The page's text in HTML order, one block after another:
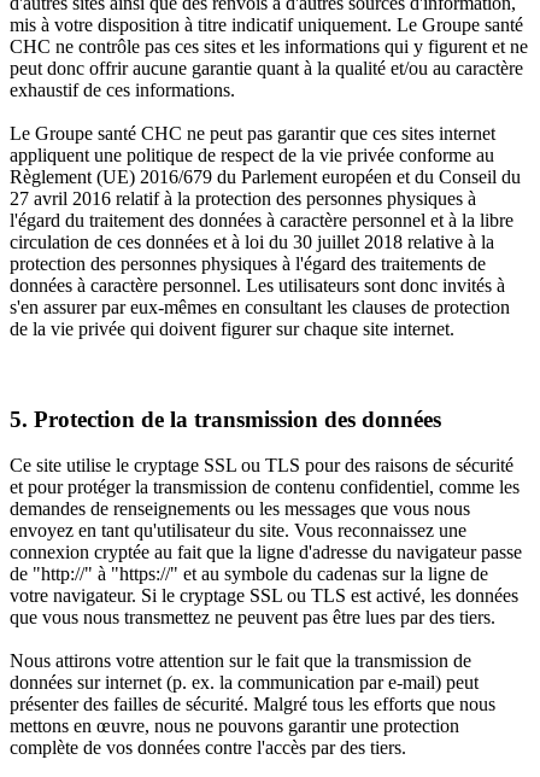
mis à votre disposition à titre indicatif uniquement. Le Groupe santé
CHC ne contrôle pas ces sites et les informations qui y figurent et ne
peut donc offrir aucune garantie quant à la qualité et/ou au caractère
exhaustif de ces informations.
Le Groupe santé CHC ne peut pas garantir que ces sites internet
appliquent une politique de respect de la vie privée conforme au
Règlement (UE) 2016/679 du Parlement européen et du Conseil du
27 avril 2016 relatif à la protection des personnes physiques à
l'égard du traitement des données à caractère personnel et à la libre
circulation de ces données et à loi du 30 juillet 2018 relative à la
protection des personnes physiques à l'égard des traitements de
données à caractère personnel. Les utilisateurs sont donc invités à
s'en assurer par eux-mêmes en consultant les clauses de protection
de la vie privée qui doivent figurer sur chaque site internet.
5. Protection de la transmission des données
Ce site utilise le cryptage SSL ou TLS pour des raisons de sécurité
et pour protéger la transmission de contenu confidentiel, comme les
demandes de renseignements ou les messages que vous nous
envoyez en tant qu'utilisateur du site. Vous reconnaissez une
connexion cryptée au fait que la ligne d'adresse du navigateur passe
de "http://" à "https://" et au symbole du cadenas sur la ligne de
votre navigateur. Si le cryptage SSL ou TLS est activé, les données
que vous nous transmettez ne peuvent pas être lues par des tiers.
Nous attirons votre attention sur le fait que la transmission de
données sur internet (p. ex. la communication par e-mail) peut
présenter des failles de sécurité. Malgré tous les efforts que nous
mettons en œuvre, nous ne pouvons garantir une protection
complète de vos données contre l'accès par des tiers.